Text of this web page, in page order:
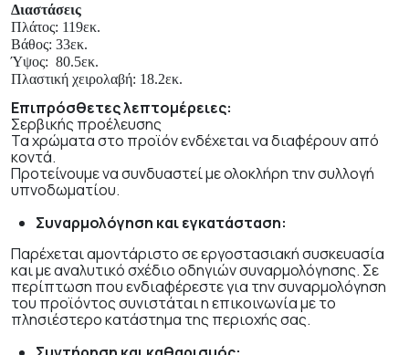
Διαστάσεις
Πλάτος: 119εκ.
Βάθος: 33εκ.
Ύψος: 80.5εκ.
Πλαστική χειρολαβή: 18.2εκ.
Επιπρόσθετες λεπτομέρειες:
Σερβικής προέλευσης
Τα χρώματα στο προϊόν ενδέχεται να διαφέρουν από
κοντά.
Προτείνουμε να συνδυαστεί με ολοκλήρη την συλλογή
υπνοδωματίου.
Συναρμολόγηση και εγκατάσταση:
Παρέχεται αμοντάριστο σε εργοστασιακή συσκευασία
και με αναλυτικό σχέδιο οδηγιών συναρμολόγησης. Σε
περίπτωση που ενδιαφέρεστε για την συναρμολόγηση
του προϊόντος συνιστάται η επικοινωνία με το
πλησιέστερο κατάστημα της περιοχής σας.